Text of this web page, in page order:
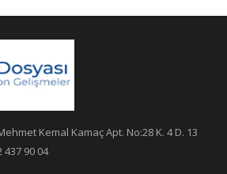
Kemal Kamaç Apt. No:28 K. 4 D. 13
437 90 04